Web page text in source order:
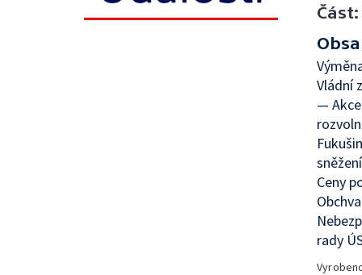
Část:
Vládní
—
Ceny
rady